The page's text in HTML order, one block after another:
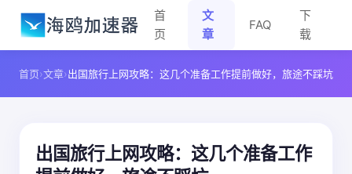
首
页
文
章
FAQ
下
载
首页›文章›出国旅行上网攻略：这几个准备工作提前做好，旅途不踩坑
出国旅行上网攻略：这几个准备工作